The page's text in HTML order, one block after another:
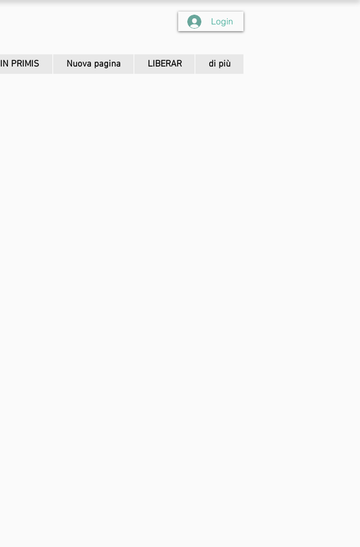
Login
IN PRIMIS Nuova pagina LIBERAR di più